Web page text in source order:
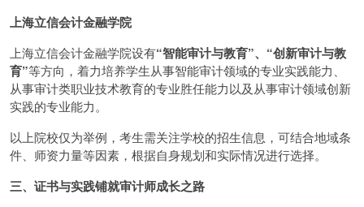
上海立信会计金融学院
上海立信会计金融学院设有“智能审计与教育”、“创新审计与教
育”等方向，着力培养学生从事智能审计领域的专业实践能力、
从事审计类职业技术教育的专业胜任能力以及从事审计领域创新
实践的专业能力。
以上院校仅为举例，考生需关注学校的招生信息，可结合地域条
件、师资力量等因素，根据自身规划和实际情况进行选择。
三、证书与实践铺就审计师成长之路